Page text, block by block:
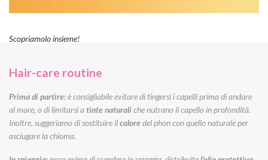
Scopriamolo insieme!
Hair-care routine
Prima di partire:è consigliabile evitare di tingersi i capelli prima di andare
al mare, o di limitarsi atinte naturaliche nutrano il capello in profondità.
Inoltre, suggeriamo di sostituire ilcaloredel phon con quello naturale per
asciugare la chioma.